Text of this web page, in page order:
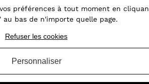
préférences à tout moment en
au bas de n'importe quelle page.
Refuser les cookies
Personnaliser